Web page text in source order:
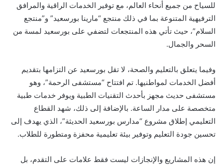
للسياح من جميع أنحاء العالم، مع توفير الخدمات الراقية والمرافق
الترفيهية المتنوعة بما في ذلك منتجع “مارينا بورسعيد” و”منتجع
السلام”، حيث تأتي هذه المنتجعات لتضفي على بورسعيد لمسة من
السحر والجمال.
وفيما يتعلق بالتعليم والصحة، لا تقل بورسعيد عن التزامها بتقديم
أفضل الخدمات لمواطنيها. تم افتتاح “مستشفى الرحمة”، وهو
مستشفى حديث مجهز بأحدث التقنيات الطبية ويوفر خدمات طبية
متخصصة على مدار الساعة. بالإضافة إلى ذلك، شهد القطاع
التعليمي إطلاق مشروع “مدارس بورسعيد الحديثة”، الذي يهدف إلى
تحسين جودة التعليم وتوفير بيئة تعليمية محفزة ومتطورة للطلاب.
إن هذه المشاريع والإنجازات ليست فقط علامات على التقدم، بل